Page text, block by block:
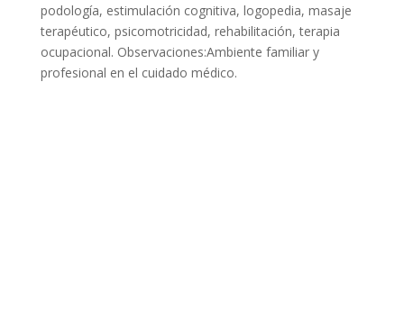
podología, estimulación cognitiva, logopedia, masaje
terapéutico, psicomotricidad, rehabilitación, terapia
ocupacional. Observaciones:Ambiente familiar y
profesional en el cuidado médico.